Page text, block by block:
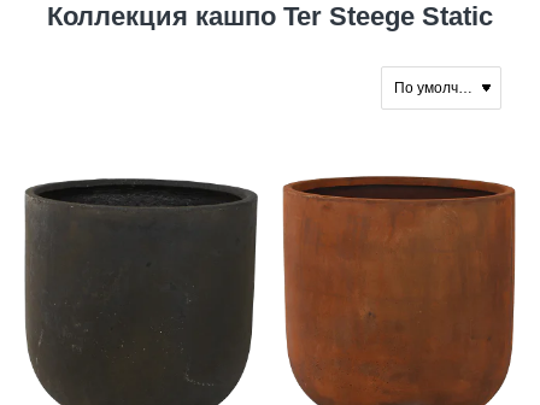
Коллекция кашпо Ter Steege Static